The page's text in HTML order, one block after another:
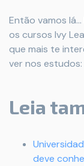
Então vamos
os cursos Ivy
que mais te
ver nos estudos:
Leia
deve